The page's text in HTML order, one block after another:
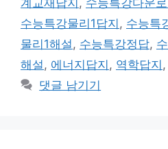
수능특강물리1답지 , 수능특
물리1해설 , 수능특강정답,
해설 , 에너지답지 , 역학답지 ,
댓글 남기기